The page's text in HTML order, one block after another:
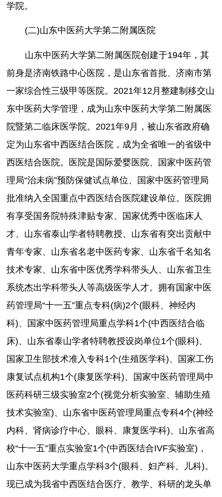
学院。
(二)山东中医药大学第二附属医院
山东中医药大学第二附属医院创建于194年，其
前身是济南铁路中心医院，是山东省首批、济南市第
一家综合性三级甲等医院。2021年12月整建制移交山
东中医药大学管理，成为山东中医药大学第二附属医
院暨第二临床医学院。2021年9月，被山东省政府确
定为山东省中西医结合医院，成为全省唯一的省级中
西医结合医院。医院是国际爱婴医院、国家中医药管
理局“治未病”预防保健试点单位、国家中医药管理局
批准纳入全国重点中西医结合医院建设单位。医院拥
有享受国务院特殊津贴专家、国家优秀中医临床人
才、山东省泰山学者特聘教授、山东省有突出贡献中
青年专家、山东省名老中医药专家、山东省千名知名
技术专家、山东省中医优秀学科带头人、山东省卫生
系统杰出学科带头人等高级医学人才。拥有国家中医
药管理局“十一五”重点专科(病)2个(眼科、神经内
科)、国家中医药管理局重点学科1个(中西医结合临
床)、山东省泰山学者特聘教授设岗单位1个(眼科)、
国家卫生部技术准入专科1个(生殖医学科)、国家工伤
康复试点机构1个(康复医学科)、国家中医药管理局中
医药科研三级实验室2个(视觉分析实验室、辅助生殖
技术实验室)、山东省中医药管理局重点专科4个(神经
内科、肾病诊疗中心、眼科、康复医学科)、山东省高
校“十一五”重点实验室1个(中西医结合IVF实验室)，
山东中医药大学重点学科3个(眼科、妇产科、儿科)。
现已成为我省中西医结合医疗、教学、科研的龙头单